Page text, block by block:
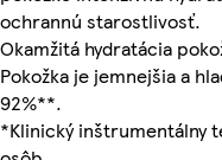
ochrannú starostlivosť.
Okamžitá hydratácia
Pokožka je jemnejšia a
92%**.
*Klinický inštrumentálny